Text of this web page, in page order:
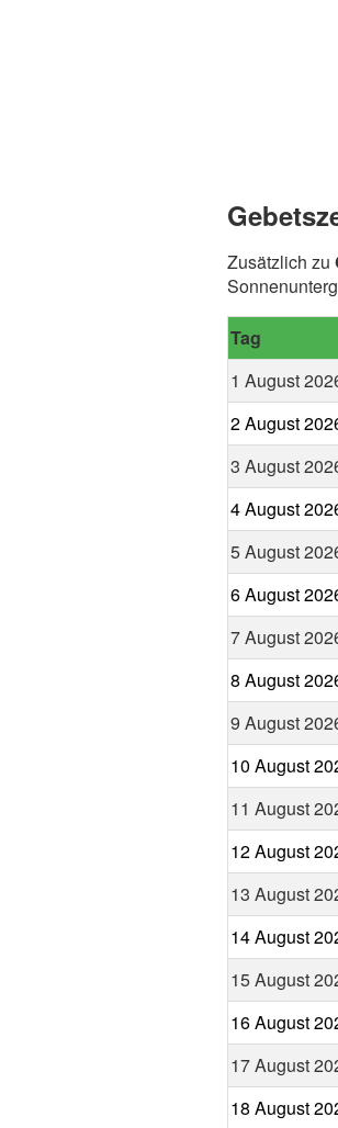
Zusätzlich zu
Tag
1 August
2 August
3 August
4 August
5 August
6 August
7 August
8 August
9 August
10 August
11 August
12 August
13 August
14 August
15 August
16 August
17 August
18 August